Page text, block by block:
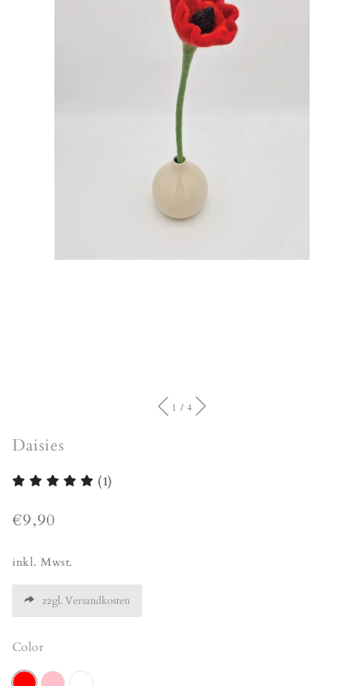
1 /of
4
Daisies
(1)
Regular
€9,90
inkl. Mwst.
zzgl. Versandkosten
Color